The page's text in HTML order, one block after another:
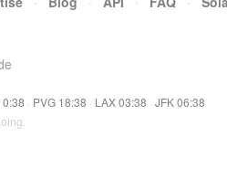
· PVG 18:38 · LAX 03:38 · JFK 06:38